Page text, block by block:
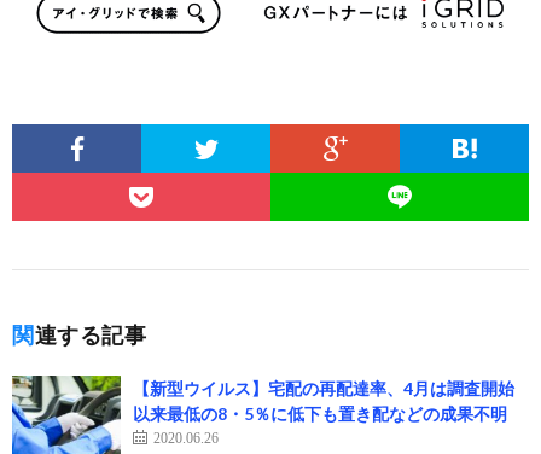
関連する記事
【新型ウイルス】宅配の再配達率、4月は調査開始
以来最低の8・5％に低下も置き配などの成果不明
2020.06.26